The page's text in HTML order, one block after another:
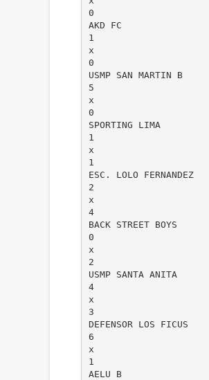
0
AKD FC
1
x
0
USMP SAN MARTIN B
5
x
0
SPORTING LIMA
1
x
1
ESC. LOLO FERNANDEZ
2
x
4
BACK STREET BOYS
0
x
2
USMP SANTA ANITA
4
x
3
DEFENSOR LOS FICUS
6
x
1
AELU B